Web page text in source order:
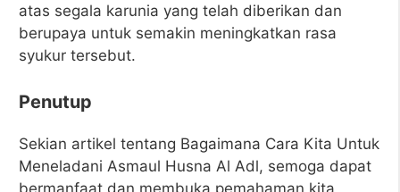
atas segala karunia yang telah diberikan dan
berupaya untuk semakin meningkatkan rasa
syukur tersebut.
Penutup
Sekian artikel tentang Bagaimana Cara Kita Untuk
Meneladani Asmaul Husna Al Adl, semoga dapat